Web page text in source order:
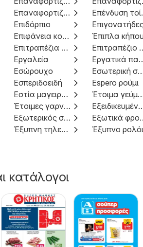
Επαναφορτιζόμενο ψαλίδι
Επιδόρπιο
Επιφάνεια κοπής
Έπιπλα κήπου
Επιτραπέζια παιχνίδια
Εργαλεία
Εσώρουχο
Εσωτερική σόλα
Εσπεριδοειδή
Espero ρούμι
Εστία μαγειρέματος
Έτοιμα
Έτοιμες γαρνιτούρες
Εξωτερικός σκληρός δίσκος
Έξυπνη τηλεόραση
Έξυπνο ρολόι
κατάλογοι